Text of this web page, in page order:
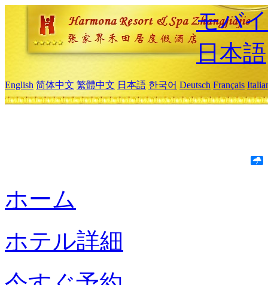
モバ
日本語
English 简体中文 繁體中文 日本語 한국어 Deutsch Français
ホーム
ホテル詳細